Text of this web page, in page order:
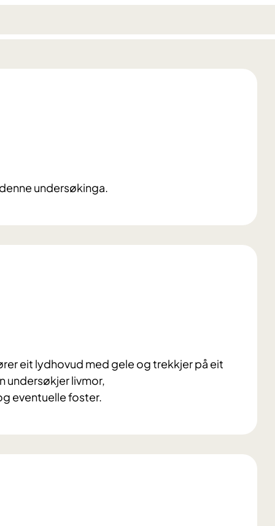
undersøkinga.
eit lydhovud med gele og trekkjer på eit
undersøkjer livmor,
eventuelle foster.